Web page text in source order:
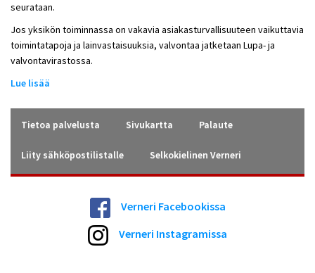
seurataan.
Jos yksikön toiminnassa on vakavia asiakasturvallisuuteen vaikuttavia
toimintatapoja ja lainvastaisuuksia, valvontaa jatketaan Lupa- ja
valvontavirastossa.
Lue lisää
Tietoa palvelusta Sivukartta Palaute
Liity sähköpostilistalle Selkokielinen Verneri
Verneri Facebookissa
Verneri Instagramissa